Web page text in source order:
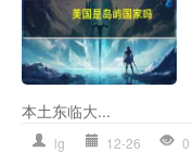
本土东临大...
lg 12-26 0